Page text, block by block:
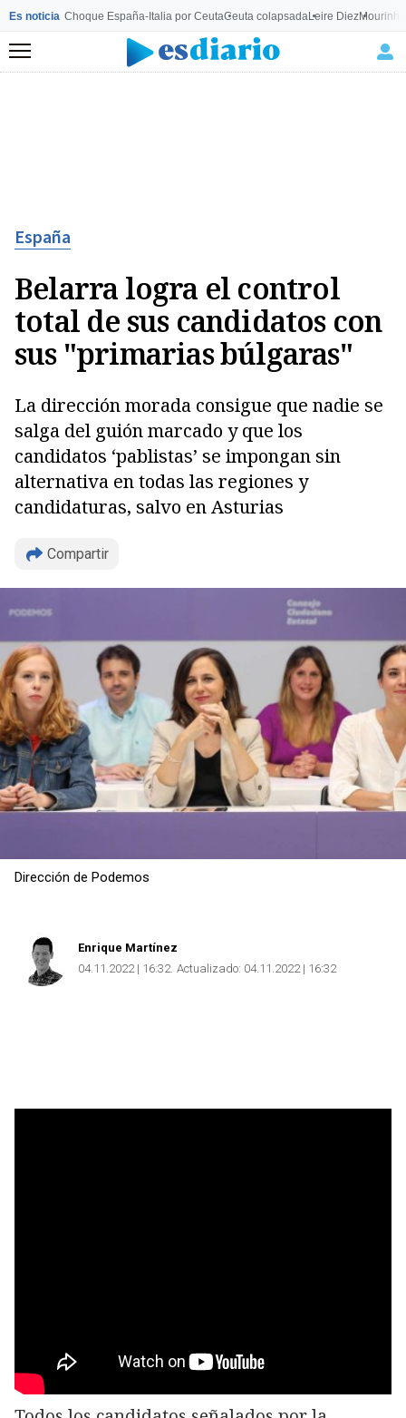
Es noticia Choque España-Italia por CeutaCeuta colapsadaLeire Diez
Menú
España
Belarra logra el control
total de sus candidatos con
sus "primarias búlgaras"
La dirección morada consigue que nadie se
salga del guión marcado y que los
candidatos ‘pablistas’ se impongan sin
alternativa en todas las regiones y
candidaturas, salvo en Asturias
Compartir
Copiar
Dirección de Podemos
Enrique Martínez
04.11.2022 | 16:32 Actualizado: 04.11.2022 | 16:32